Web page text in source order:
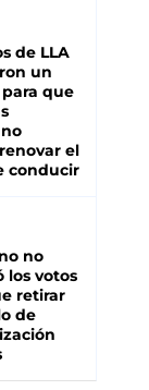
de LLA
un
que
el
conducir
no
los votos
retirar
de